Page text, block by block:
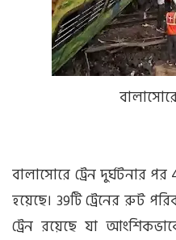
বালাসোরে ট্রেন দুর্ঘটনার পর
হয়েছে। 39টি ট্রেনের রুট
ট্রেন রয়েছে যা